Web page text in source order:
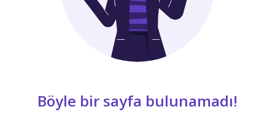
Böyle bir sayfa bulunamadı!